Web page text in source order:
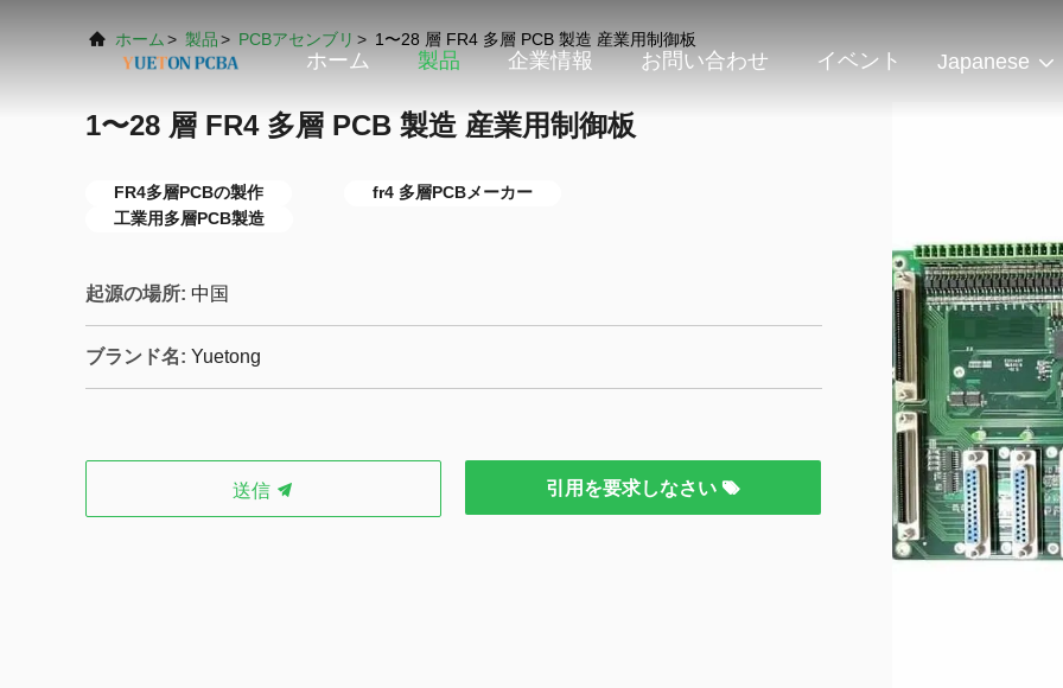
ホーム 製品 企業情報 お問い合わせ イベント Japanese
ホーム > 製品> PCBアセンブリ > 1〜28 層 FR4 多層 PCB 製造 産業用制御板
1〜28 層 FR4 多層 PCB 製造 産業用制御板
FR4多層PCBの製作
fr4 多層PCBメーカー
工業用多層PCB製造
起源の場所: 中国
ブランド名: Yuetong
送信 引用を要求しなさい